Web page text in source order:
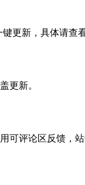
更新，具体请查
更新。
评论区反馈，